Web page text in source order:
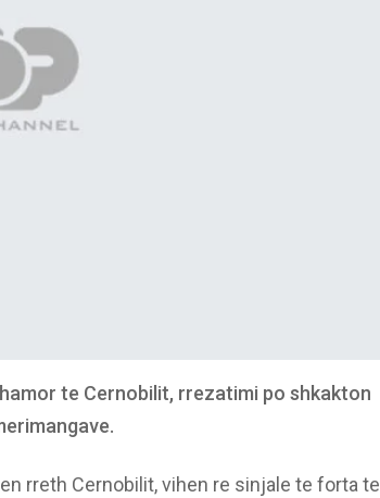
te Cernobilit, rrezatimi po shkakton
rreth Cernobilit, vihen re sinjale te forta te